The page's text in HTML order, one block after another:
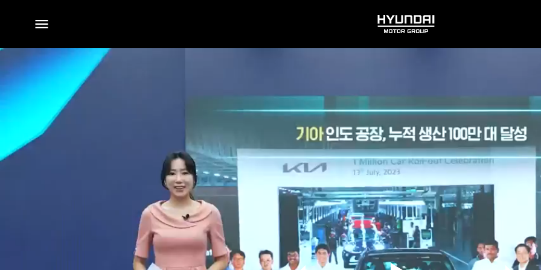
전체
메뉴
HYUNDAI
MOTOR